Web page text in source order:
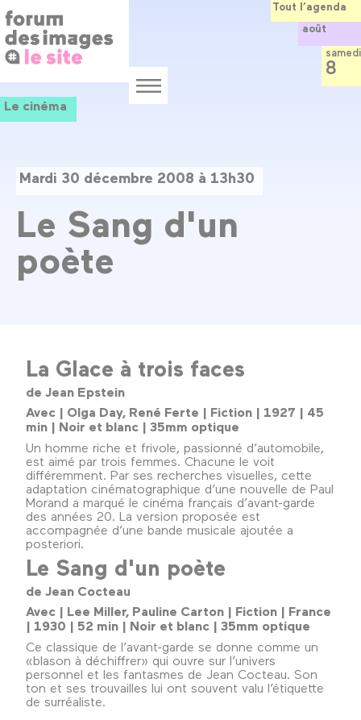
au
contenu
principal
Menu
Le cinéma
Mardi 30 décembre 2008 à 13h30
Le Sang d'un
poète
La Glace à trois faces
de Jean Epstein
Avec | Olga Day, René Ferte | Fiction | 1927 | 45
min | Noir et blanc | 35mm optique
Un homme riche et frivole, passionné d’automobile,
est aimé par trois femmes. Chacune le voit
différemment. Par ses recherches visuelles, cette
adaptation cinématographique d’une nouvelle de Paul
Morand a marqué le cinéma français d’avant-garde
des années 20. La version proposée est
accompagnée d’une bande musicale ajoutée a
posteriori.
Le Sang d'un poète
de Jean Cocteau
Avec | Lee Miller, Pauline Carton | Fiction | France
| 1930 | 52 min | Noir et blanc | 35mm optique
Ce classique de l’avant-garde se donne comme un
«blason à déchiffrer» qui ouvre sur l’univers
personnel et les fantasmes de Jean Cocteau. Son
ton et ses trouvailles lui ont souvent valu l’étiquette
de surréaliste.
Tout l’agenda
août
samedi
8